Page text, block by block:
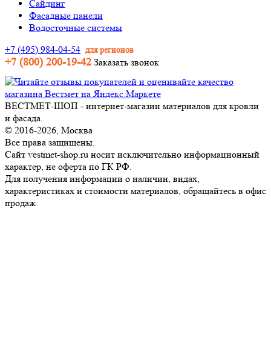
Сайдинг
Фасадные панели
Водосточные системы
+7 (495) 984-04-54 для регионов
+7 (800) 200-19-42 Заказать звонок
ВЕСТМЕТ-ШОП - интернет-магазин материалов для кровли
и фасада.
© 2016-2026, Москва
Все права защищены.
Сайт vestmet-shop.ru носит исключительно информационный
характер, не оферта по ГК РФ.
Для получения информации о наличии, видах,
характеристиках и стоимости материалов, обращайтесь в офис
продаж.